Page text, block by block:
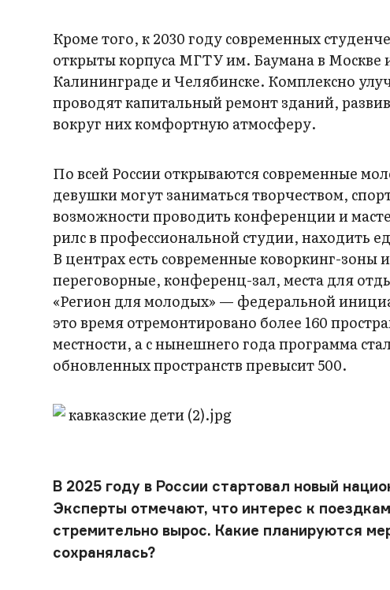
Кроме того, к 2030 году современных
открыты корпуса МГТУ им. Баумана в Москве
Калининграде и Челябинске. Комплексно
проводят капитальный ремонт зданий,
вокруг них комфортную атмосферу.
По всей России открываются современные
девушки могут заниматься творчеством,
возможности проводить конференции и
рилс в профессиональной студии, находить
В центрах есть современные коворкинг-
переговорные, конференц-зал, места для
«Регион для молодых» — федеральной
это время отремонтировано более 160
местности, а с нынешнего года программа
обновленных пространств превысит 500.
В 2025 году в России стартовал новый
Эксперты отмечают, что интерес к
стремительно вырос. Какие планируются
сохранялась?